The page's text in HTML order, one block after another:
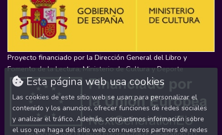
Proyecto financiado por la Dirección General del Libro y
Fomento de la Lectura, Ministerio de Cultura y Deporte
Esta página web usa cookies
Las cookies de este sitio web se usan para personalizar el
contenido y los anuncios, ofrecer funciones de redes sociales
y analizar el tráfico. Además, compartimos información sobre
el uso que haga del sitio web con nuestros partners de redes